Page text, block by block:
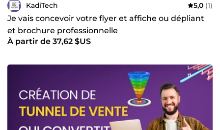
KadiTech 5,0 (1)
Je vais concevoir votre flyer et affiche ou dépliant
et brochure professionnelle
À partir de 37,62 $US